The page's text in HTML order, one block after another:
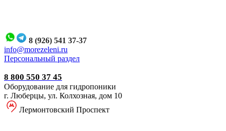
8 (926) 541 37-37
info@morezeleni.ru
Персональный раздел
8 800 550 37 45
Оборудование для гидропоники
г. Люберцы, ул. Колхозная, дом 10
Лермонтовский Проспект